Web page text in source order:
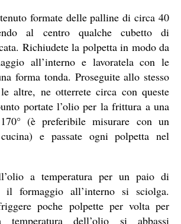
formate delle palline di circa 40
al centro qualche cubetto di
Richiudete la polpetta in modo da
all’interno e lavoratela con le
forma tonda. Proseguite allo stesso
altre, ne otterrete circa con queste
portate l’olio per la frittura a una
(è preferibile misurare con un
e passate ogni polpetta nel
a temperatura per un paio di
il formaggio all’interno si sciolga.
poche polpette per volta per
dell’olio si abbassi